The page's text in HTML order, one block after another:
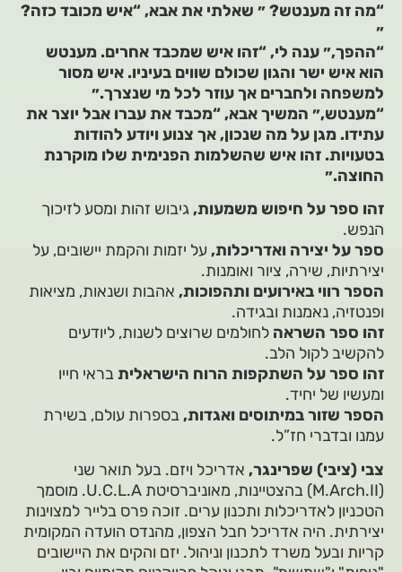
“מה זה מענטש? ״ שאלתי את אבא, “איש מכובד כזה?
״
“ההפך,״ ענה לי, “זהו איש שמכבד אחרים. מענטש
הוא איש ישר והגון שכולם שווים בעיניו. איש מסור
למשפחה ולחברים אך עוזר לכל מי שנצרך.״
“מענטש,״ המשיך אבא, “מכבד את עברו אבל יוצר את
עתידו. מגן על מה שנכון, אך צנוע ויודע להודות
בטעויות. זהו איש שהשלמות הפנימית שלו מוקרנת
החוצה.״
זהו ספר על חיפוש משמעות,גיבוש זהות ומסע לזיכוך
הנפש.
ספר על יצירה ואדריכלות, על יזמות והקמת יישובים, על
יצירתיות, שירה, ציור ואומנות.
הספר רווי באירועים ותהפוכות, אהבות ושנאות, מציאות
ופנטזיה, נאמנות ובגידה.
זהו ספר השראה לחולמים שרוצים לשנות, ליודעים
להקשיב לקול הלב.
זהו ספר על השתקפות הרוח הישראליתבראי חייו
ומעשיו של יחיד.
הספר שזור במיתוסים ואגדות,בספרות עולם, בשירת
עמנו ובדברי חז”ל.
צבי (ציבי) שפרינגר, אדריכל ויזם. בעל תואר שני
(M.Arch.II) בהצטיינות, מאוניברסיטת U.C.L.A. מוסמך
הטכניון לאדריכלות ותכנון ערים. זוכה פרס בלייר למצוינות
יצירתית. היה אדריכל חבל הצפון, מהנדס הועדה המקומית
קריות ובעל משרד לתכנון וניהול. יזם והקים את היישובים